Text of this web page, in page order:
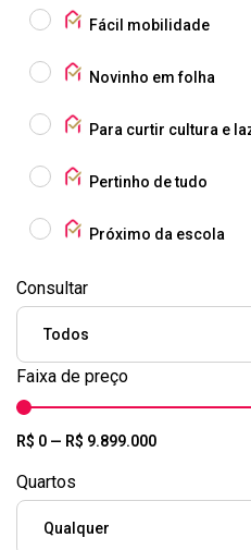
Fácil mobilidade
Novinho em folha
Para curtir cultura e
Pertinho de tudo
Próximo da escola
Consultar
Faixa de preço
R$ 0 — R$ 9.899.000
Quartos